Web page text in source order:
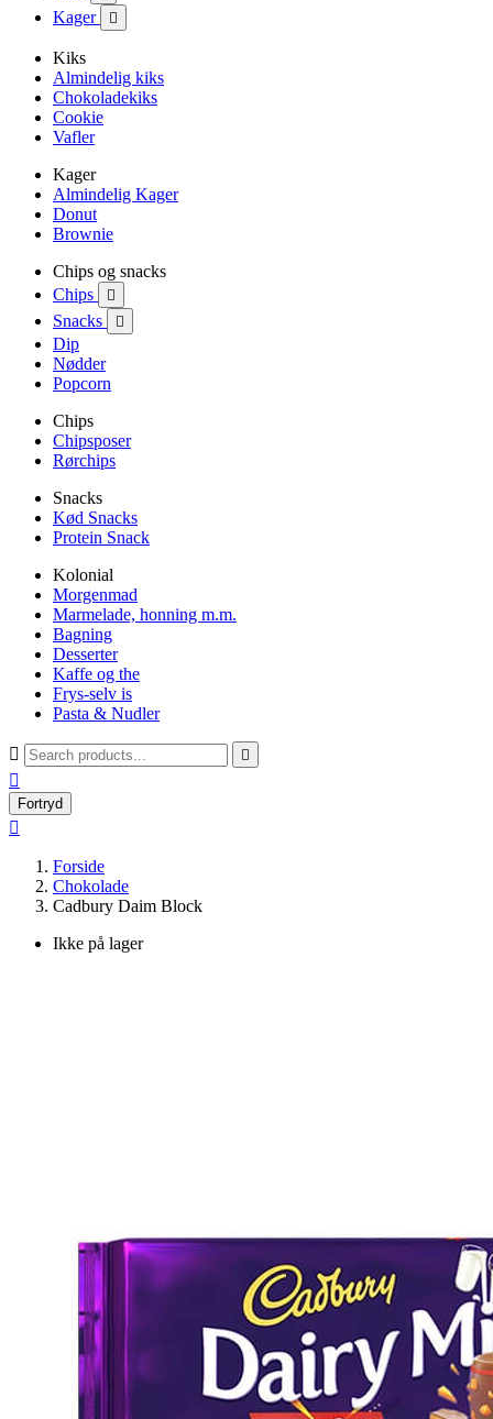
Kager 
Kiks
Almindelig kiks
Chokoladekiks
Cookie
Vafler
Kager
Almindelig Kager
Donut
Brownie
Chips og snacks
Chips

Snacks 
Dip
Nødder
Popcorn
Chips
Chipsposer
Rørchips
Snacks
Kød Snacks
Protein Snack
Kolonial
Morgenmad
Marmelade, honning m.m.
Bagning
Desserter
Kaffe og the
Frys-selv is
Pasta & Nudler
 

Fortryd

Forside
Chokolade
Cadbury Daim Block
Ikke på lager